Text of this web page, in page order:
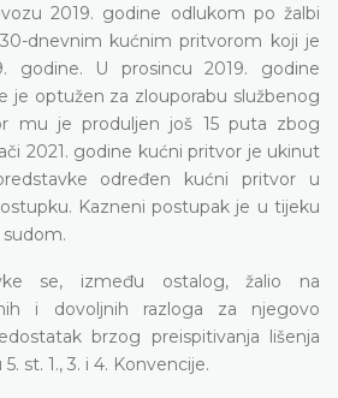
2019. godine odlukom po žalbi
dnevnim kućnim pritvorom koji je
godine. U prosincu 2019. godine
je optužen za zlouporabu službenog
mu je produljen još 15 puta zbog
2021. godine kućni pritvor je ukinut
određen kućni pritvor u
Kazneni postupak je u tijeku
se, između ostalog, žalio na
i dovoljnih razloga za njegovo
brzog preispitivanja lišenja
st. 1., 3. i 4. Konvencije.